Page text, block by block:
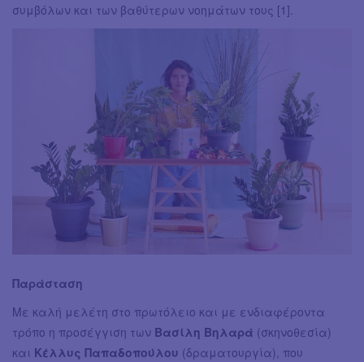
συμβόλων και των βαθύτερων νοημάτων τους [1].
Παράσταση
Με καλή μελέτη στο πρωτόλειο και με ενδιαφέροντα
τρόπο η προσέγγιση των Βασίλη Βηλαρά (σκηνοθεσία)
και Κέλλυς Παπαδοπούλου (δραματουργία), που